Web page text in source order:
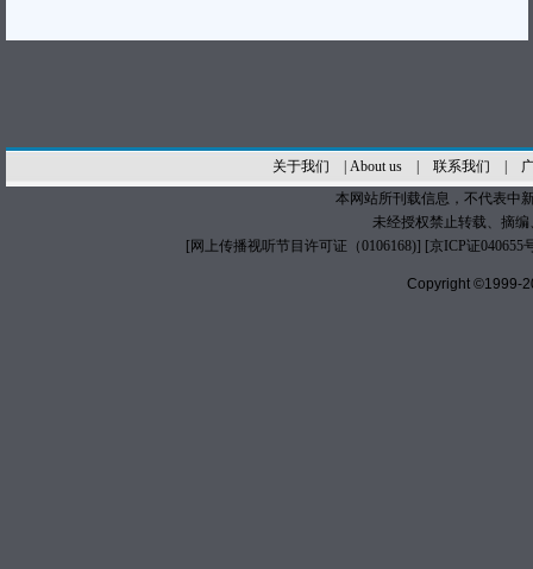
关于我们 About us| 联系我们
本网站所刊载信息，不代表中
未经授权禁止转载、摘
[网上传播视听节目许可证（0106168)] [京ICP证040655
Copyright ©1999-